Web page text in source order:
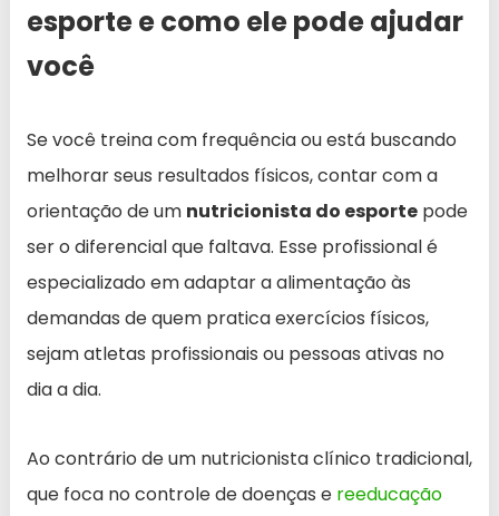
esporte e como ele pode ajudar
você
Se você treina com frequência ou está buscando
melhorar seus resultados físicos, contar com a
orientação de um nutricionista do esporte pode
ser o diferencial que faltava. Esse profissional é
especializado em adaptar a alimentação às
demandas de quem pratica exercícios físicos,
sejam atletas profissionais ou pessoas ativas no
dia a dia.
Ao contrário de um nutricionista clínico tradicional,
que foca no controle de doenças e reeducação